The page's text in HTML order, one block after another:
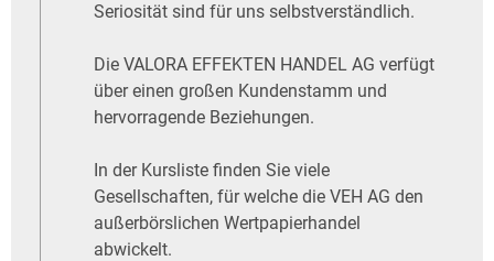
Seriosität sind für uns selbstverständlich.
Die VALORA EFFEKTEN HANDEL AG verfügt
über einen großen Kundenstamm und
hervorragende Beziehungen.
In der Kursliste finden Sie viele
Gesellschaften, für welche die VEH AG den
außerbörslichen Wertpapierhandel
abwickelt.